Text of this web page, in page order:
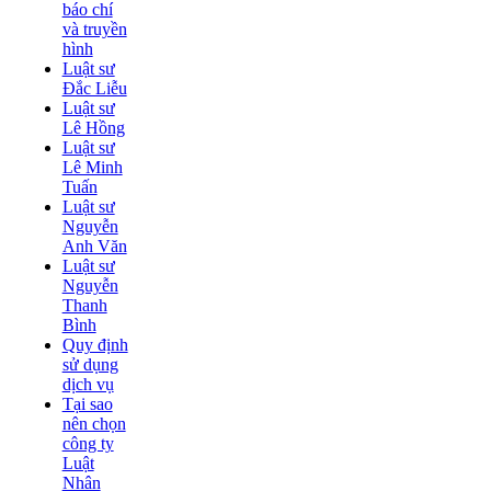
báo chí
và truyền
hình
Luật sư
Đắc Liễu
Luật sư
Lê Hồng
Luật sư
Lê Minh
Tuấn
Luật sư
Nguyễn
Anh Văn
Luật sư
Nguyễn
Thanh
Bình
Quy định
sử dụng
dịch vụ
Tại sao
nên chọn
công ty
Luật
Nhân